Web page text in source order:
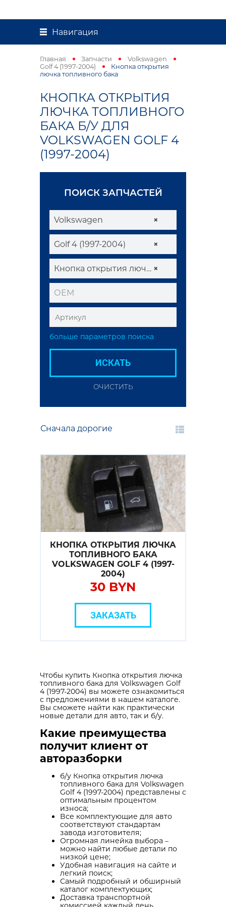
Навигация
Главная Запчасти
Volkswagen
Golf 4 (1997-2004)
Кнопка открытия
лючка топливного бака
КНОПКА ОТКРЫТИЯ
ЛЮЧКА ТОПЛИВНОГО
БАКА Б/У ДЛЯ
VOLKSWAGEN GOLF 4
(1997-2004)
ПОИСК ЗАПЧАСТЕЙ
×
Volkswagen
×
Golf 4 (1997-2004)
×
Кнопка открытия лючка топливного бака
ОЕМ
больше параметров поиска
ИСКАТЬ
ОЧИСТИТЬ
Сначала дорогие
КНОПКА ОТКРЫТИЯ ЛЮЧКА
ТОПЛИВНОГО БАКА
VOLKSWAGEN GOLF 4 (1997-
2004)
30 BYN
ЗАКАЗАТЬ
Чтобы купить Кнопка открытия лючка
топливного бака для Volkswagen Golf
4 (1997-2004) вы можете ознакомиться
с предложениями в нашем каталоге.
Вы сможете найти как практически
новые детали для авто, так и б/у.
Какие преимущества
получит клиент от
авторазборки
б/у Кнопка открытия лючка
топливного бака для Volkswagen
Golf 4 (1997-2004) представлены с
оптимальным процентом
износа;
Все комплектующие для авто
соответствуют стандартам
завода изготовителя;
Огромная линейка выбора –
можно найти любые детали по
низкой цене;
Удобная навигация на сайте и
легкий поиск;
Самый подробный и обширный
каталог комплектующих;
Доставка транспортной